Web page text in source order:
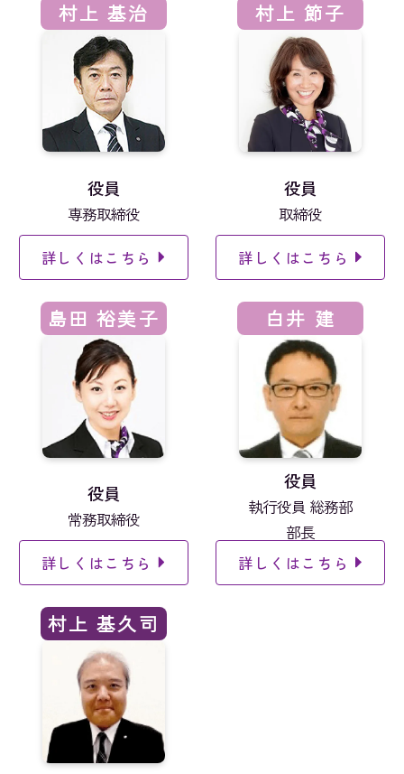
村上 基治
役員
専務取締役
詳しくはこちら
村上 節子
役員
取締役
詳しくはこちら
島田 裕美子
役員
常務取締役
詳しくはこちら
白井 建
役員
執行役員 総務部
部長
詳しくはこちら
村上 基久司